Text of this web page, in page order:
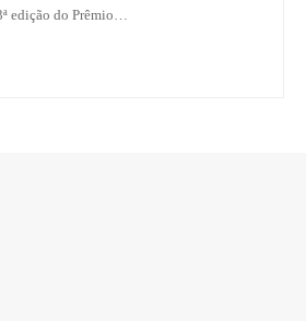
edição do Prêmio…